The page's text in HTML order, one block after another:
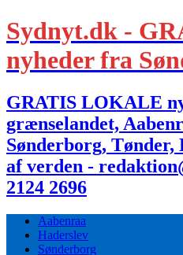
Sydnyt.dk -
nyheder fra
GRATIS LOKALE
grænselandet,
Sønderborg, Tønder,
af verden -
2124 2696
Aabenraa
Haderslev
Sønderborg